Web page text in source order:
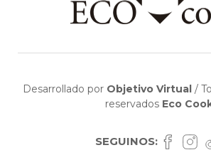
Desarrollado por Objetivo Virtual /
reservados Eco
SEGUINOS: